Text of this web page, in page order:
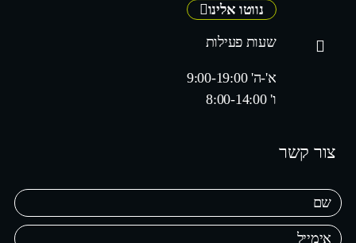
נווטו אלינו
שעות פעילות
א'-ה' 9:00-19:00
ו' 8:00-14:00
צור קשר